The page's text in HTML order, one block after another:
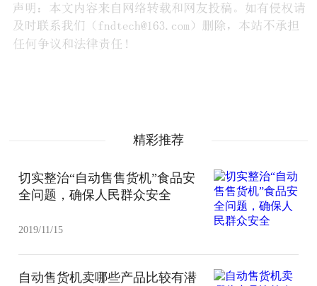
精彩推荐
切实整治“自动售售货机”食品安
全问题，确保人民群众安全
2019/11/15
自动售货机卖哪些产品比较有潜